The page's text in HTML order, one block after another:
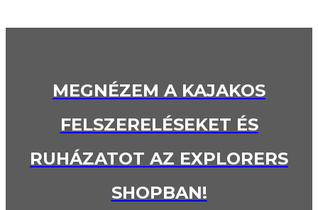
MEGNÉZEM A KAJAKOS
FELSZERELÉSEKET ÉS
RUHÁZATOT AZ EXPLORERS
SHOPBAN!